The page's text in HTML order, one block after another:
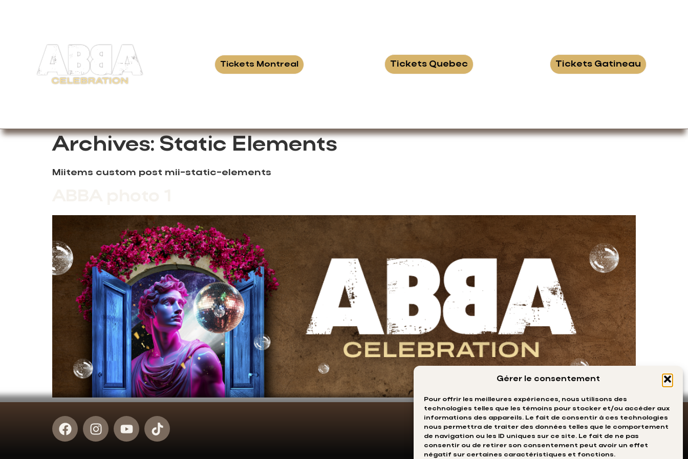
Gérer le consentement
Pour offrir les meilleures expériences, nous utilisons des
technologies telles que les témoins pour stocker et/ou accéder aux
informations des appareils. Le fait de consentir à ces technologies
nous permettra de traiter des données telles que le comportement
de navigation ou les ID uniques sur ce site. Le fait de ne pas
consentir ou de retirer son consentement peut avoir un effet
négatif sur certaines caractéristiques et fonctions.
Tickets Montreal Tickets Quebec Tickets Gatineau
Archives: Static Elements
Miitems custom post mii-static-elements